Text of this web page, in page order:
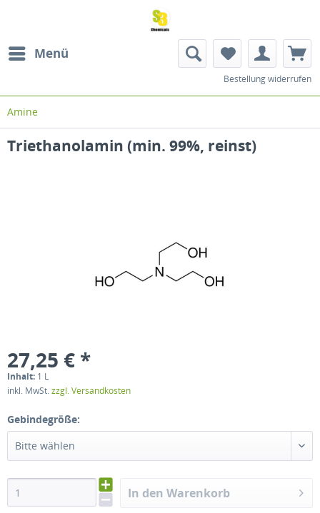
Menü
Bestellung widerrufen
Amine
Triethanolamin (min. 99%, reinst)
27,25 € *
Inhalt: 1 L
inkl. MwSt.zzgl. Versandkosten
Gebindegröße:
Bitte wählen
In den Warenkorb